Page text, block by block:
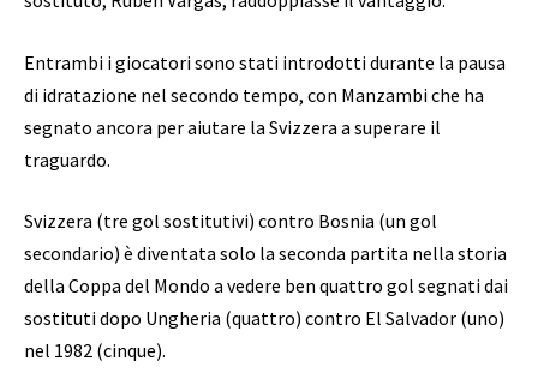
Entrambi i giocatori sono stati introdotti durante la pausa
di idratazione nel secondo tempo, con Manzambi che ha
segnato ancora per aiutare la Svizzera a superare il
traguardo.
Svizzera (tre gol sostitutivi) contro Bosnia (un gol
secondario) è diventata solo la seconda partita nella storia
della Coppa del Mondo a vedere ben quattro gol segnati dai
sostituti dopo Ungheria (quattro) contro El Salvador (uno)
nel 1982 (cinque).